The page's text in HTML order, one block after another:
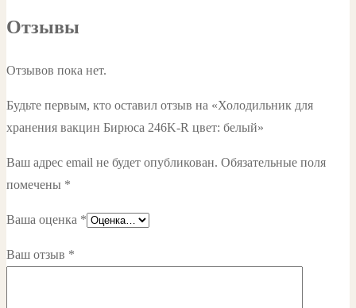
Отзывы
Отзывов пока нет.
Будьте первым, кто оставил отзыв на «Холодильник для
хранения вакцин Бирюса 246K-R цвет: белый»
Ваш адрес email не будет опубликован. Обязательные поля
помечены *
Ваша оценка *
Ваш отзыв *